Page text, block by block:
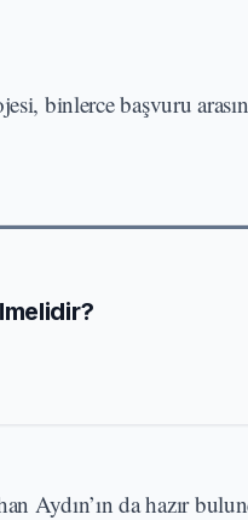
binlerce başvuru
Aydın’ın da hazır